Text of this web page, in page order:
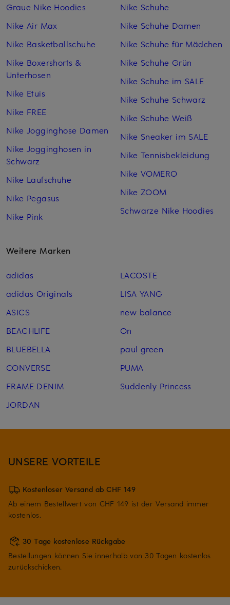
Graue Nike Hoodies
Nike Air Max
Nike Basketballschuhe
Nike Boxershorts &
Unterhosen
Nike Etuis
Nike FREE
Nike Jogginghose Damen
Nike Jogginghosen in
Schwarz
Nike Laufschuhe
Nike Pegasus
Nike Pink
Nike Schuhe
Nike Schuhe Damen
Nike Schuhe für Mädchen
Nike Schuhe Grün
Nike Schuhe im SALE
Nike Schuhe Schwarz
Nike Schuhe Weiß
Nike Sneaker im SALE
Nike Tennisbekleidung
Nike VOMERO
Nike ZOOM
Schwarze Nike Hoodies
Weitere Marken
adidas
adidas Originals
ASICS
BEACHLIFE
BLUEBELLA
CONVERSE
FRAME DENIM
JORDAN
LACOSTE
LISA YANG
new balance
On
paul green
PUMA
Suddenly Princess
UNSERE VORTEILE
Kostenloser Versand ab CHF 149
Ab einem Bestellwert von CHF 149 ist der Versand immer
kostenlos.
30 Tage kostenlose Rückgabe
Bestellungen können Sie innerhalb von 30 Tagen kostenlos
zurückschicken.